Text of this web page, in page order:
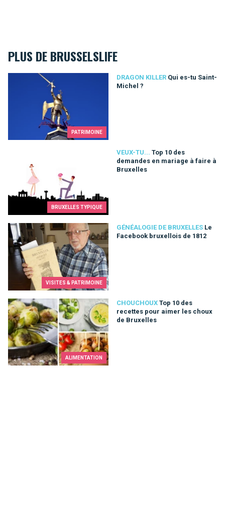
PLUS DE BRUSSELSLIFE
PATRIMOINE
DRAGON KILLER Qui es-tu Saint-
Michel ?
Qui es-tu Saint-Michel ?
BRUXELLES TYPIQUE
VEUX-TU... Top 10 des
demandes en mariage à faire à
Bruxelles
Top 10 des demandes en mariage à faire à Bruxelles
VISITES & PATRIMOINE
GÉNÉALOGIE DE BRUXELLES Le
Facebook bruxellois de 1812
Le Facebook bruxellois de 1812
ALIMENTATION
CHOUCHOUX Top 10 des
recettes pour aimer les choux
de Bruxelles
Top 10 des recettes pour aimer les choux de Bruxelles